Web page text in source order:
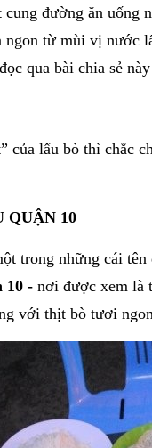
đường ăn uống
từ mùi vị nước
qua bài chia sẻ
của lẩu bò thì chắc
QUẬN 10
trong những cái tên
10 -nơi được xem là
với thịt bò tươi